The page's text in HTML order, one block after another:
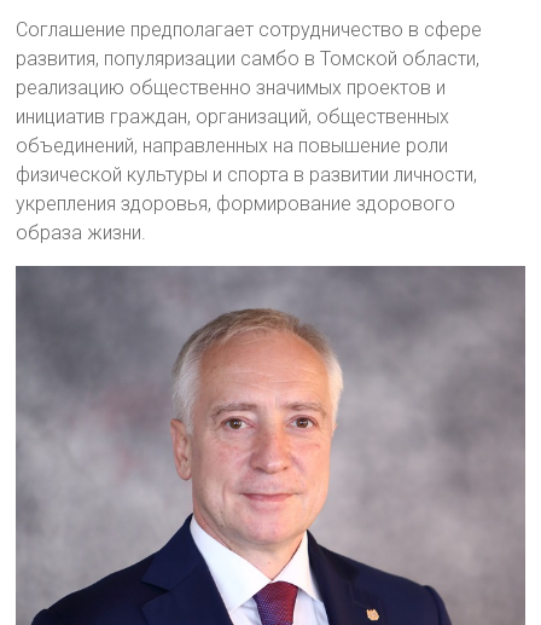
Соглашение предполагает сотрудничество в сфере
развития, популяризации самбо в Томской области,
реализацию общественно значимых проектов и
инициатив граждан, организаций, общественных
объединений, направленных на повышение роли
физической культуры и спорта в развитии личности,
укрепления здоровья, формирование здорового
образа жизни.